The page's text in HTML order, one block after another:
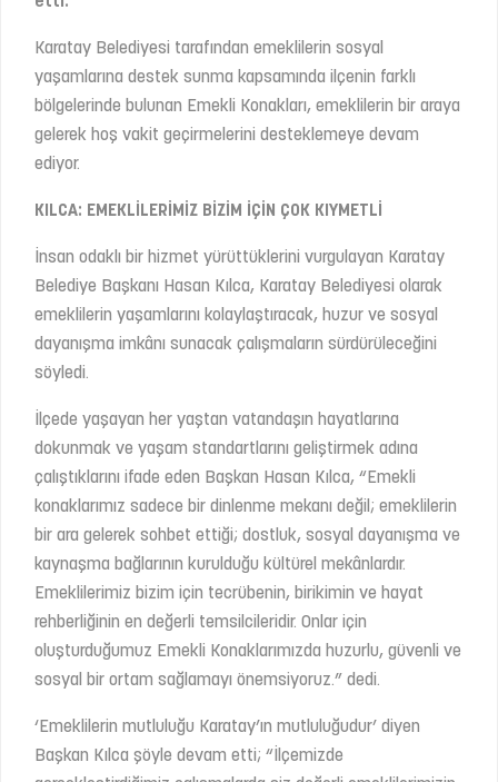
Karatay Belediyesi tarafından emeklilerin sosyal
yaşamlarına destek sunma kapsamında ilçenin farklı
bölgelerinde bulunan Emekli Konakları, emeklilerin bir araya
gelerek hoş vakit geçirmelerini desteklemeye devam
ediyor.
KILCA: EMEKLİLERİMİZ BİZİM İÇİN ÇOK KIYMETLİ
İnsan odaklı bir hizmet yürüttüklerini vurgulayan Karatay
Belediye Başkanı Hasan Kılca, Karatay Belediyesi olarak
emeklilerin yaşamlarını kolaylaştıracak, huzur ve sosyal
dayanışma imkânı sunacak çalışmaların sürdürüleceğini
söyledi.
İlçede yaşayan her yaştan vatandaşın hayatlarına
dokunmak ve yaşam standartlarını geliştirmek adına
çalıştıklarını ifade eden Başkan Hasan Kılca, “Emekli
konaklarımız sadece bir dinlenme mekanı değil; emeklilerin
bir ara gelerek sohbet ettiği; dostluk, sosyal dayanışma ve
kaynaşma bağlarının kurulduğu kültürel mekânlardır.
Emeklilerimiz bizim için tecrübenin, birikimin ve hayat
rehberliğinin en değerli temsilcileridir. Onlar için
oluşturduğumuz Emekli Konaklarımızda huzurlu, güvenli ve
sosyal bir ortam sağlamayı önemsiyoruz.” dedi.
‘Emeklilerin mutluluğu Karatay’ın mutluluğudur’ diyen
Başkan Kılca şöyle devam etti; “İlçemizde